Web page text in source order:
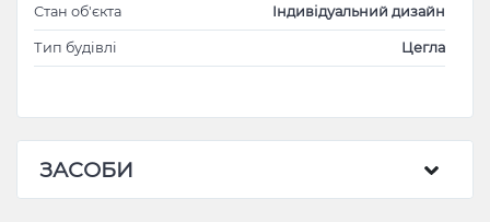
Стан об'єкта Індивідуальний дизайн
Тип будівлі Цегла
ЗАСОБИ